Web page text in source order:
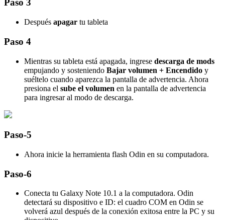
Paso 3
Después apagar tu tableta
Paso 4
Mientras su tableta está apagada, ingrese descarga de mods
empujando y sosteniendo Bajar volumen + Encendido y
suéltelo cuando aparezca la pantalla de advertencia. Ahora
presiona el sube el volumen en la pantalla de advertencia
para ingresar al modo de descarga.
Paso-5
Ahora inicie la herramienta flash Odin en su computadora.
Paso-6
Conecta tu Galaxy Note 10.1 a la computadora. Odin
detectará su dispositivo e ID: el cuadro COM en Odin se
volverá azul después de la conexión exitosa entre la PC y su